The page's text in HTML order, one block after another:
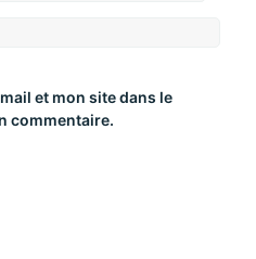
et mon site dans le
commentaire.